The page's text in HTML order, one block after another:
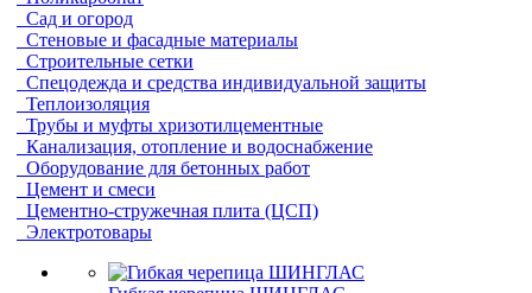
Сад и огород
Стеновые и фасадные материалы
Строительные сетки
Спецодежда и средства индивидуальной защиты
Теплоизоляция
Трубы и муфты хризотилцементные
Канализация, отопление и водоснабжение
Оборудование для бетонных работ
Цемент и смеси
Цементно-стружечная плита (ЦСП)
Электротовары